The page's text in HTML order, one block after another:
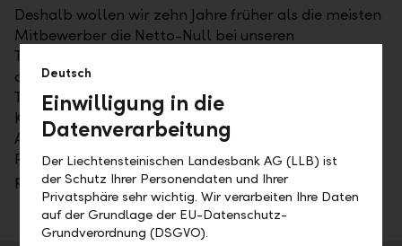
Deshalb wollen wir zehn Jahre früher als die meisten
Mitbewerber die Netto-Null bei unseren
Treibhausgasemissionen erreichen. Auf dem Weg
dahin reduzieren wir unsere eigenen
Treibhausgasemissionen und die der
Kundenportfolios. Darüber hinaus bauen wir unser
Angebot an ökologisch und sozial verträglichen
Produkten aus und managen entsprechende Risiken
professionell.
Deutsch
Einwilligung in die
Datenverarbeitung
Der Liechtensteinischen Landesbank AG (LLB) ist
der Schutz Ihrer Personendaten und Ihrer
Privatsphäre sehr wichtig. Wir verarbeiten Ihre Daten
auf der Grundlage der EU-Datenschutz-
Grundverordnung (DSGVO).